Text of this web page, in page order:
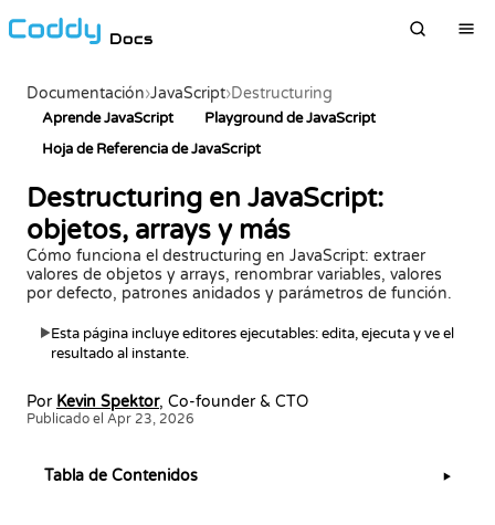
Docs
Documentación›JavaScript›Destructuring
Aprende JavaScript
Playground de JavaScript
Hoja de Referencia de JavaScript
Destructuring en JavaScript:
objetos, arrays y más
Cómo funciona el destructuring en JavaScript: extraer
valores de objetos y arrays, renombrar variables, valores
por defecto, patrones anidados y parámetros de función.
▶Esta página incluye editores ejecutables: edita, ejecuta y ve el
resultado al instante.
Por Kevin Spektor, Co-founder & CTO
Publicado el Apr 23, 2026
Tabla de Contenidos ▶